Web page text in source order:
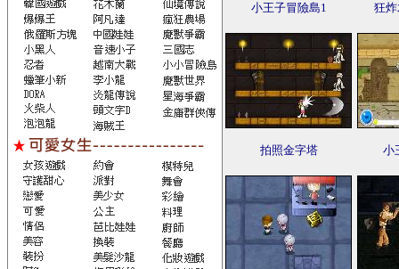
小王子冒險島1 狂
拍照金字塔 小